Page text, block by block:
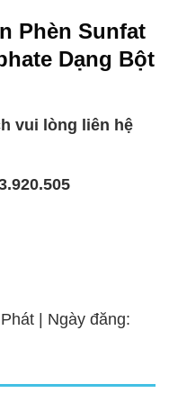
Phèn Sunfat
Dạng Bột
vui lòng liên hệ
| Ngày đăng: